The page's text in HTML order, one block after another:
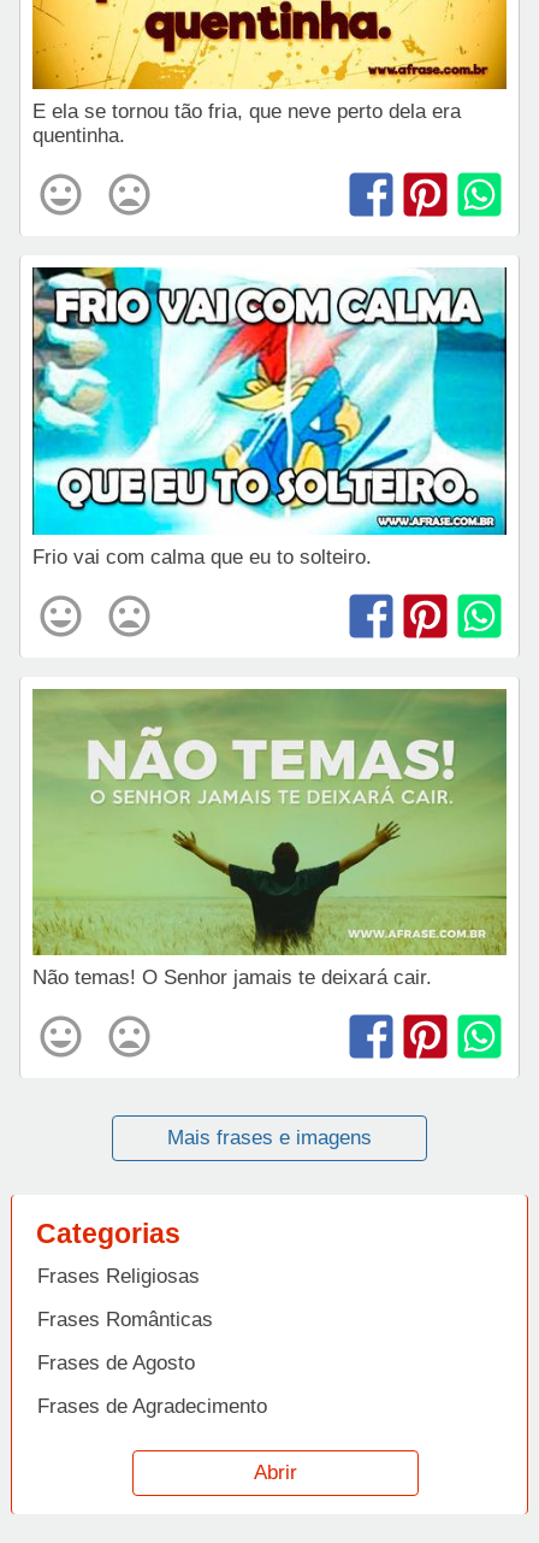
E ela se tornou tão fria, que neve perto dela era
quentinha.
Frio vai com calma que eu to solteiro.
Não temas! O Senhor jamais te deixará cair.
Mais frases e imagens
Categorias
Frases Religiosas
Frases Românticas
Frases de Agosto
Frases de Agradecimento
Frases de Amizade
Frases de Amor
Abrir